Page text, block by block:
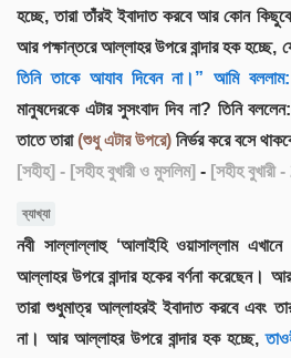
হচ্ছে, তারা তাঁরই ইবাদাত করবে আর কোন
আর পক্ষান্তরে আল্লাহর উপরে বান্দার হক হচ্ছে,
তিনি তাকে আযাব দিবেন না।” আমি বললাম:
মানুষদেরকে এটার সুসংবাদ দিব না? তিনি
তাতে তারা(শুধু এটার উপরে) নির্ভর করে বসে
[সহীহ] - [সহীহ বুখারী ও মুসলিম] - [সহীহ
ব্যাখ্যা
নবী সাল্লাল্লাহু ‘আলাইহি ওয়াসাল্লাম
আল্লাহর উপরে বান্দার হকের বর্ণনা করেছেন।
তারা শুধুমাত্র আল্লাহরই ইবাদাত করবে এবং
না। আর আল্লাহর উপরে বান্দার হক হচ্ছে,